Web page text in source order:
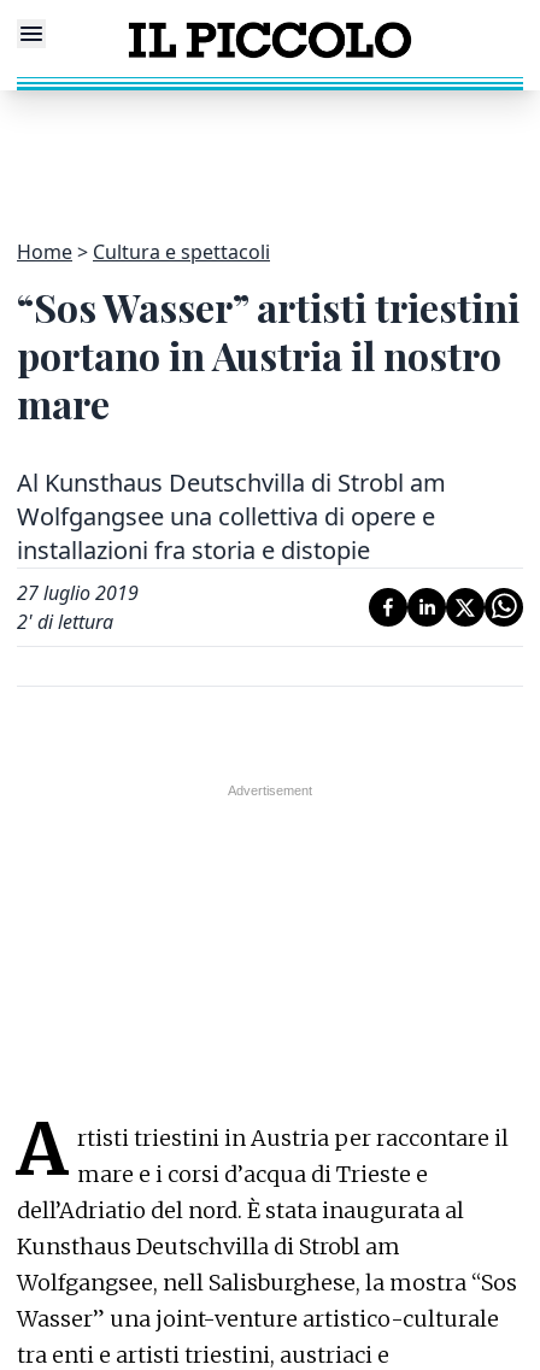
Home Cultura e spettacoli
“Sos Wasser” artisti triestini
portano in Austria il nostro
mare
Al Kunsthaus Deutschvilla di Strobl am
Wolfgangsee una collettiva di opere e
installazioni fra storia e distopie
27 luglio 2019
2' di lettura
A rtisti triestini in Austria per raccontare il
mare e i corsi d’acqua di Trieste e
dell’Adriatio del nord. È stata inaugurata al
Kunsthaus Deutschvilla di Strobl am
Wolfgangsee, nell Salisburghese, la mostra “Sos
Wasser” una joint-venture artistico-culturale
tra enti e artisti triestini, austriaci e